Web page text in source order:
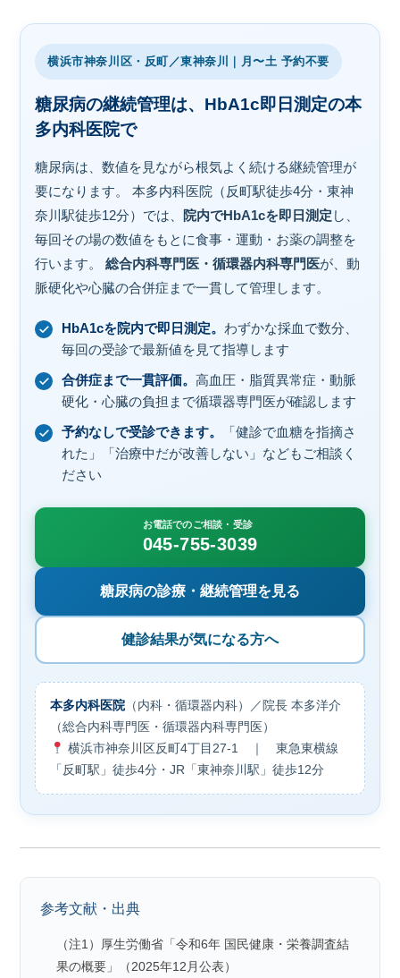
横浜市神奈川区・反町／東神奈川｜月〜土 予約不要
糖尿病の継続管理は、HbA1c即日測定の本
多内科医院で
糖尿病は、数値を見ながら根気よく続ける継続管理が
要になります。 本多内科医院（反町駅徒歩4分・東神
奈川駅徒歩12分）では、 院内でHbA1cを即日測定 し、
毎回その場の数値をもとに食事・運動・お薬の調整を
行います。総合内科専門医・循環器内科専門医が、動
脈硬化や心臓の合併症まで一貫して管理します。
HbA1cを院内で即日測定。 わずかな採血で数分、
毎回の受診で最新値を見て指導します
合併症まで一貫評価。高血圧・脂質異常症・動脈
硬化・心臓の負担まで循環器専門医が確認します
予約なしで受診できます。
「健診で血糖を指摘さ
れた」「治療中だが改善しない」などもご相談く
ださい
お電話でのご相談・受診
045-755-3039
糖尿病の診療・継続管理を見る
健診結果が気になる方へ
本多内科医院（内科・循環器内科）／院長 本多洋介
（総合内科専門医・循環器内科専門医）
横浜市神奈川区反町4丁目27-1 ｜ 東急東横線
「反町駅」徒歩4分・JR「東神奈川駅」徒歩12分
参考文献・出典
（注1）厚生労働省「令和6年 国民健康・栄養調査結
果の概要」（2025年12月公表）